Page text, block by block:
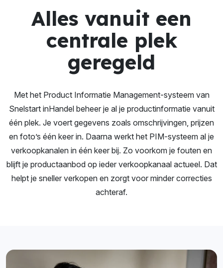
Alles vanuit een
centrale plek
geregeld
Met het Product Informatie Management-systeem van
Snelstart inHandel beheer je al je productinformatie vanuit
één plek. Je voert gegevens zoals omschrijvingen, prijzen
en foto’s één keer in. Daarna werkt het PIM-systeem al je
verkoopkanalen in één keer bij. Zo voorkom je fouten en
blijft je productaanbod op ieder verkoopkanaal actueel. Dat
helpt je sneller verkopen en zorgt voor minder correcties
achteraf.